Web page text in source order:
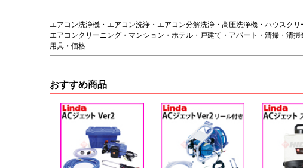
エアコン洗浄機・エアコン洗浄・エアコン分解洗浄・高圧洗浄機・ハウスク
エアコンクリーニング・マンション・ホテル・戸建て・アパート・清掃・清
用具・価格
おすすめ商品